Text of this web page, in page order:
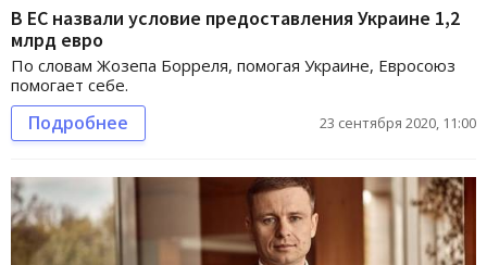
В ЕС назвали условие предоставления Украине 1,2
млрд евро
По словам Жозепа Борреля, помогая Украине, Евросоюз
помогает себе.
Подробнее 23 сентября 2020, 11:00